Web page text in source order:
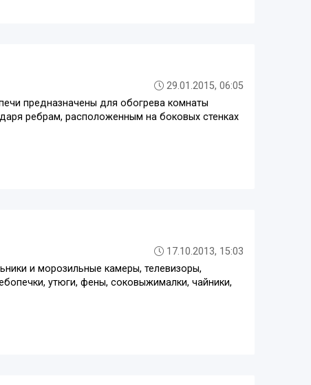
29.01.2015, 06:05
предназначены для обогрева комнаты
ребрам, расположенным на боковых стенках
17.10.2013, 15:03
и морозильные камеры, телевизоры,
утюги, фены, соковыжималки, чайники,